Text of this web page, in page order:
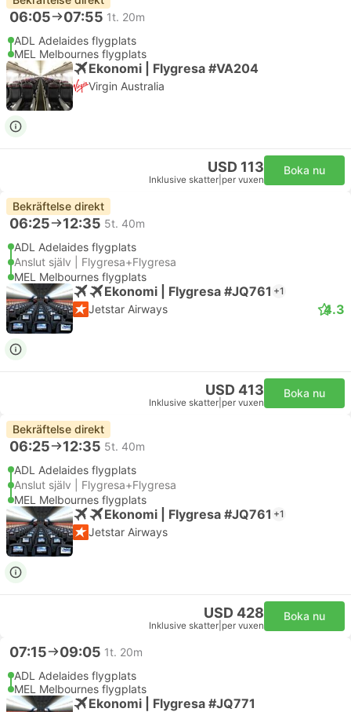
06:05 07:55 1t. 20m
ADL Adelaides flygplats
MEL Melbournes flygplats
Ekonomi | Flygresa #VA204
Virgin Australia
USD 113
Inklusive skatter per vuxen
Boka nu
Bekräftelse direkt
06:25 12:35 5t. 40m
ADL Adelaides flygplats
Anslut själv | Flygresa+Flygresa
MEL Melbournes flygplats
Ekonomi | Flygresa #JQ761 +1
Jetstar Airways 4.3
USD 413
Inklusive skatter per vuxen
Boka nu
Bekräftelse direkt
06:25 12:35 5t. 40m
ADL Adelaides flygplats
Anslut själv | Flygresa+Flygresa
MEL Melbournes flygplats
Ekonomi | Flygresa #JQ761 +1
Jetstar Airways
USD 428
Inklusive skatter per vuxen
Boka nu
07:15 09:05 1t. 20m
ADL Adelaides flygplats
MEL Melbournes flygplats
Ekonomi | Flygresa #JQ771